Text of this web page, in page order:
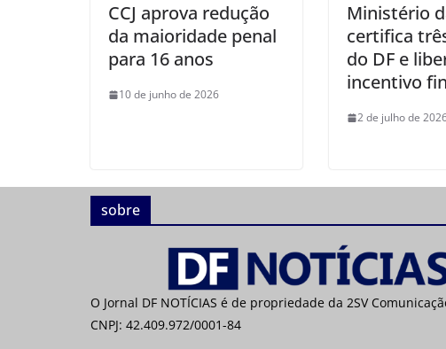
CCJ aprova redução
da maioridade penal
para 16 anos
10 de junho de 2026
Ministério
certifica
do DF e
incentivo
2 de julho de
sobre
O Jornal DF NOTÍCIAS é de propriedade da 2SV
CNPJ: 42.409.972/0001-84